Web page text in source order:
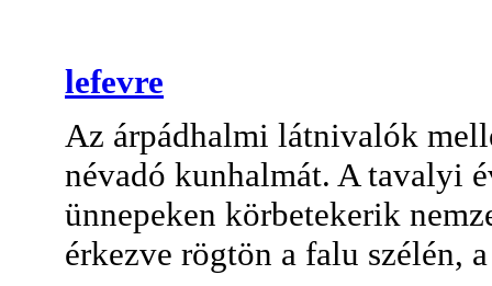
lefevre
Az árpádhalmi látnivalók
névadó kunhalmát. A tavalyi
ünnepeken körbetekerik
érkezve rögtön a falu szélén,